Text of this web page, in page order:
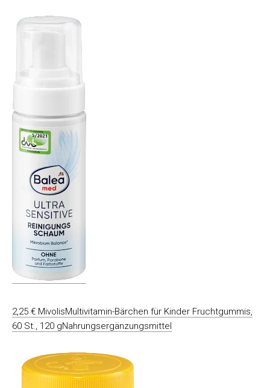
2,25 € MivolisMultivitamin-Bärchen für Kinder Fruchtgummis,
60 St., 120 gNahrungsergänzungsmittel